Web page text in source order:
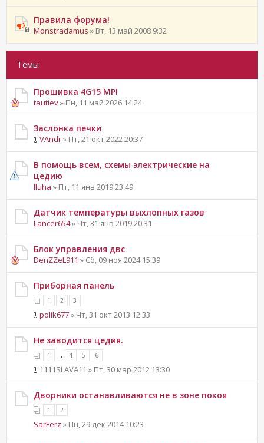
Правила форума!
Monstradamus » Вт, 13 май 2008 9:32
Темы
Прошивка 4G15 MPI
tautiev» Пн, 11 май 2026 14:24
Заслонка печки
VAndr» Пт, 21 окт 2022 20:37
В помощь всем, схемы электрические на
цедию
Iluha » Пт, 11 янв 2019 23:49
Датчик температуры выхлопных газов
Lancer654» Чт, 31 янв 2019 20:31
Блок управления двс
DenZZeL911 » Сб, 09 ноя 2024 15:39
Приборная панель
1 2 3
polik677» Чт, 31 окт 2013 12:33
Не заводится цедия.
1 ... 4 5 6
1111SLAVA11 » Пт, 30 мар 2012 13:30
Дворники останавливаются не в зоне покоя
1 2
SarFerz » Пн, 29 дек 2014 10:23